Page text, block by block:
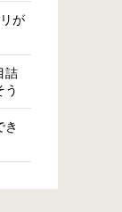
が
詰